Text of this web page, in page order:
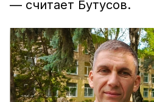
— считает Бутусов.